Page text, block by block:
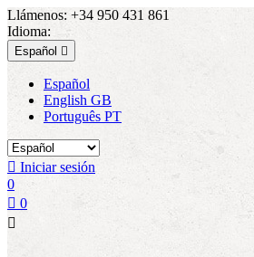
Llámenos: +34 950 431 861
Idioma:
Español 
Español
English GB
Português PT
 Iniciar sesión
0
 0
